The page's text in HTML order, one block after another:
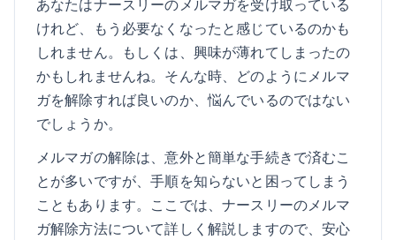
けれど、もう必要なくなったと感じているのかも
しれません。もしくは、興味が薄れてしまったの
かもしれませんね。そんな時、どのようにメルマ
ガを解除すれば良いのか、悩んでいるのではない
でしょうか。
メルマガの解除は、意外と簡単な手続きで済むこ
とが多いですが、手順を知らないと困ってしまう
こともあります。ここでは、ナースリーのメルマ
ガ解除方法について詳しく解説しますので、安心